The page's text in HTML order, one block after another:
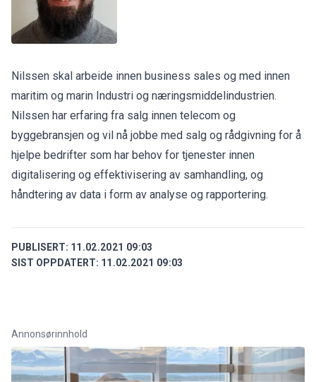
Nilssen skal arbeide innen business sales og med innen
maritim og marin Industri og næringsmiddelindustrien.
Nilssen har erfaring fra salg innen telecom og
byggebransjen og vil nå jobbe med salg og rådgivning for å
hjelpe bedrifter som har behov for tjenester innen
digitalisering og effektivisering av samhandling, og
håndtering av data i form av analyse og rapportering.
PUBLISERT: 11.02.2021 09:03
SIST OPPDATERT: 11.02.2021 09:03
Annonsørinnhold